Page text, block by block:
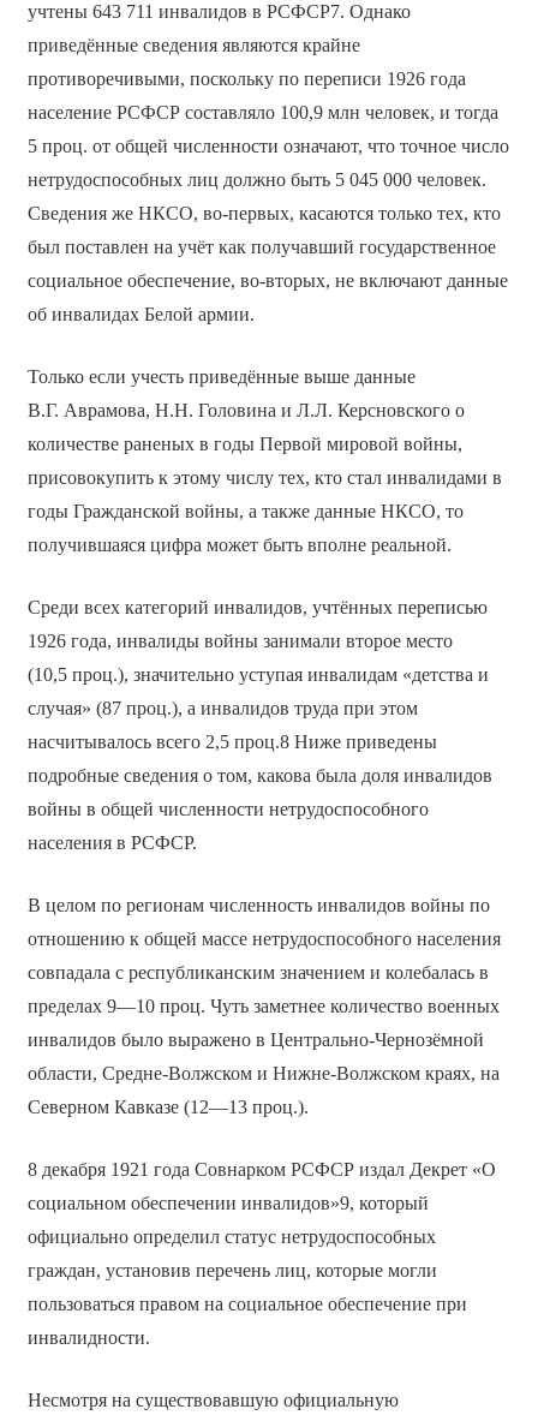
учтены 643 711 инвалидов в РСФСР7. Однако
приведённые сведения являются крайне
противоречивыми, поскольку по переписи 1926 года
население РСФСР составляло 100,9 млн человек, и тогда
5 проц. от общей численности означают, что точное число
нетрудоспособных лиц должно быть 5 045 000 человек.
Сведения же НКСО, во-первых, касаются только тех, кто
был поставлен на учёт как получавший государственное
социальное обеспечение, во-вторых, не включают данные
об инвалидах Белой армии.
Только если учесть приведённые выше данные
В.Г. Аврамова, Н.Н. Головина и Л.Л. Керсновского о
количестве раненых в годы Первой мировой войны,
присовокупить к этому числу тех, кто стал инвалидами в
годы Гражданской войны, а также данные НКСО, то
получившаяся цифра может быть вполне реальной.
Среди всех категорий инвалидов, учтённых переписью
1926 года, инвалиды войны занимали второе место
(10,5 проц.), значительно уступая инвалидам «детства и
случая» (87 проц.), а инвалидов труда при этом
насчитывалось всего 2,5 проц.8 Ниже приведены
подробные сведения о том, какова была доля инвалидов
войны в общей численности нетрудоспособного
населения в РСФСР.
В целом по регионам численность инвалидов войны по
отношению к общей массе нетрудоспособного населения
совпадала с республиканским значением и колебалась в
пределах 9—10 проц. Чуть заметнее количество военных
инвалидов было выражено в Центрально-Чернозёмной
области, Средне-Волжском и Нижне-Волжском краях, на
Северном Кавказе (12—13 проц.).
8 декабря 1921 года Совнарком РСФСР издал Декрет «О
социальном обеспечении инвалидов»9, который
официально определил статус нетрудоспособных
граждан, установив перечень лиц, которые могли
пользоваться правом на социальное обеспечение при
инвалидности.
Несмотря на существовавшую официальную